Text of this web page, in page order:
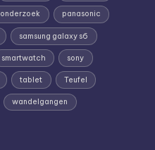
onderzoek panasonic
samsung galaxy s6
smartwatch sony
tablet Teufel
wandelgangen